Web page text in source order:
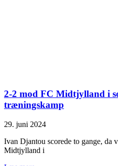
2-2 mod FC Midtjylland i
træningskamp
29. juni 2024
Ivan Djantou scorede to gange, da
Midtjylland i